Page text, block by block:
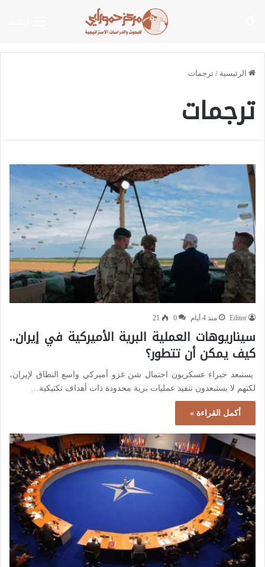
الرئيسية / ترجمات
ترجمات
Editor منذ 4 أيام 0
21
سيناريوهات العملية البرية الأميركية في إيران..
كيف يمكن أن تتطور؟
يستبعد خبراء عسكريون احتمال شن غزو أميركي واسع النطاق لإيران،
لكنهم لا يستبعدون تنفيذ عمليات برية محدودة ذات أهداف تكتيكية…
أكمل القراءة »